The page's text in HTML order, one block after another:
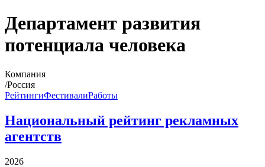
Департамент развития
потенциала человека
Компания
/Россия
РейтингиФестивалиРаботы
Национальный рейтинг рекламных
агентств
2026